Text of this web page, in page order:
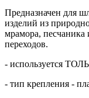
Предназначен для
изделий из
мрамора, песчаника
переходов.
- используется
- тип крепления -